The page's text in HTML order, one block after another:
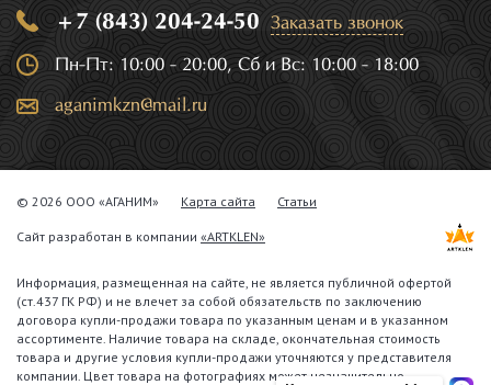
+7 (843) 204-24-50 Заказать звонок
Пн-Пт: 10:00 - 20:00, Сб и Вс: 10:00 - 18:00
aganimkzn@mail.ru
© 2026 ООО «АГАНИМ» Карта сайта Статьи
Сайт разработан в компании «ARTKLEN»
Информация, размещенная на сайте, не является публичной офертой
(ст.437 ГК РФ) и не влечет за собой обязательств по заключению
договора купли-продажи товара по указанным ценам и в указанном
ассортименте. Наличие товара на складе, окончательная стоимость
товара и другие условия купли-продажи уточняются у представителя
компании. Цвет товара на фотографиях может незначительно